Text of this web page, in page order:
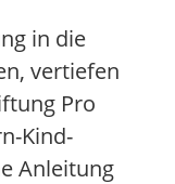
in die
vertiefen
Pro
Kind-
Anleitung